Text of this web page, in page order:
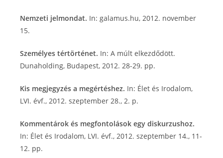
Nemzeti jelmondat. In: galamus.hu, 2012. november
15.
Személyes tértörténet. In: A múlt elkezdődött.
Dunaholding, Budapest, 2012. 28-29. pp.
Kis megjegyzés a megértéshez. In: Élet és Irodalom,
LVI. évf., 2012. szeptember 28., 2. p.
Kommentárok és megfontolások egy diskurzushoz.
In: Élet és Irodalom, LVI. évf., 2012. szeptember 14., 11-
12. pp.